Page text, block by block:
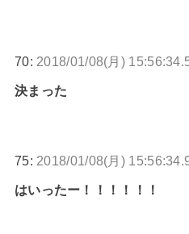
70: 2018/01/08(月)
決まった
75: 2018/01/08(月)
はいったー！！！！！！